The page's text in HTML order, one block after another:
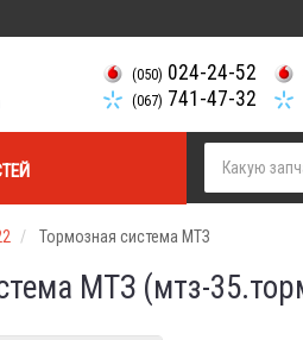
(050) 024-24-52
(067) 741-47-32
Тормозная система МТЗ
МТЗ (мтз-